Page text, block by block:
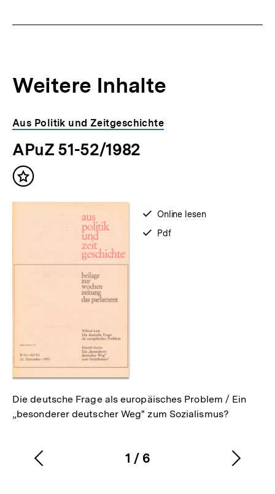
Weitere Inhalte
Inhaltskarousell
für
weitere
Inhalte
Inhaltskarussell
überspringen
Aus Politik und Zeitgeschichte
APuZ 51-52/1982
Inhalt
verfügbar
Online lesen
verfügbar
Pdf
Die deutsche Frage als europäisches Problem / Ein
„besonderer deutscher Weg" zum Sozialismus?
Karussellinhalt
1
von
/ 6
Vorherigen